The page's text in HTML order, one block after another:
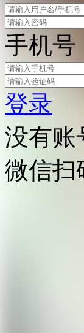
手机号
登录
没有账
微信扫